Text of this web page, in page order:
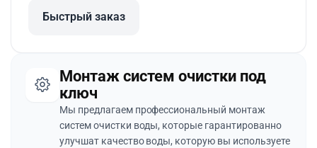
Быстрый заказ
Монтаж систем очистки под
ключ
Мы предлагаем профессиональный монтаж
систем очистки воды, которые гарантированно
улучшат качество воды, которую вы используете